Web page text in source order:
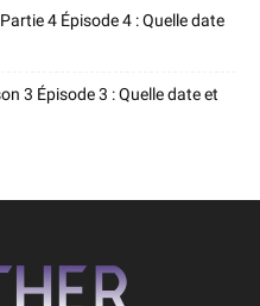
4 Épisode 4 : Quelle date
3 Épisode 3 : Quelle date et